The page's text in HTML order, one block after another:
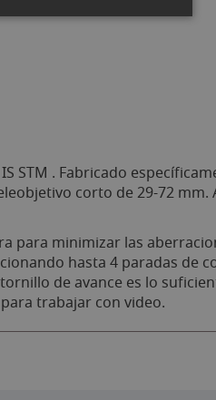
STM . Fabricado
corto de 29-72 mm.
para minimizar las
hasta 4 paradas de
de avance es lo
trabajar con video.